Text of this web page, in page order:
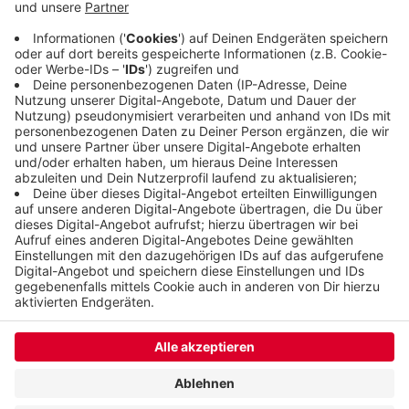
haben mit Handwerkern und mit Kunden
gesprochen, wie sich die Situation in Wuppertal
gerade darstellt.
Veröffentlicht: Dienstag, 04.06.2019 16:28
Anzeige
Anzeige